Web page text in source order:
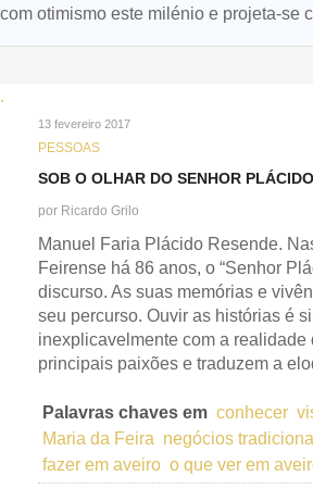
otimismo este milénio e projeta-se
13 fevereiro 2017
PESSOAS
SOB O OLHAR DO SENHOR
por Ricardo Grilo
Manuel Faria Plácido Resende.
Feirense há 86 anos, o “Senhor
discurso. As suas memórias e
seu percurso. Ouvir as histórias é
inexplicavelmente com a realidade
principais paixões e traduzem a
Palavras chaves em conhecer
Maria da Feira negócios
fazer em aveiro o que ver em